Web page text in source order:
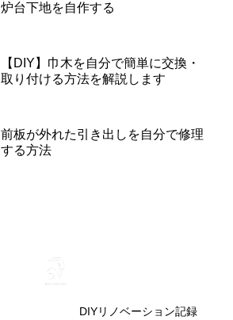
炉台下地を自作する
【DIY】巾木を自分で簡単に交換・
取り付ける方法を解説します
前板が外れた引き出しを自分で修理
する方法
DIYリノベーション記録